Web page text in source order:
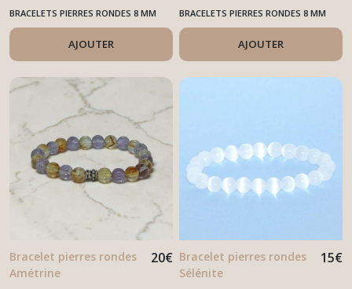
BRACELETS PIERRES RONDES 8 MM
AJOUTER
BRACELETS PIERRES RONDES 8 MM
AJOUTER
Bracelet pierres rondes
Amétrine
20€ Bracelet pierres rondes
Sélénite
15€